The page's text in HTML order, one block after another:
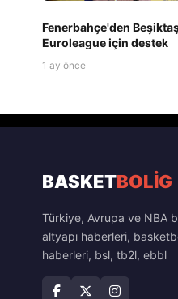
Fenerbahçe'den
Euroleague için destek
1 ay önce
BASKETBOLİG
Türkiye, Avrupa ve NBA
altyapı haberleri,
haberleri, bsl, tb2l, ebbl